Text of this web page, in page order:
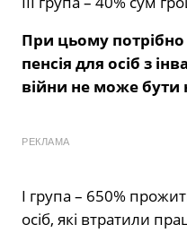
При цьому
пенсія для осіб з
війни не може
РЕКЛАМА
І група – 650%
осіб, які втратили